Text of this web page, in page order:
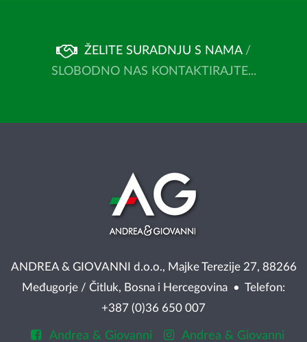
ŽELITE SURADNJU S NAMA /
SLOBODNO NAS KONTAKTIRAJTE...
ANDREA & GIOVANNI d.o.o., Majke Terezije 27, 88266
Međugorje / Čitluk, Bosna i Hercegovina • Telefon:
+387 (0)36 650 007
Andrea & Giovanni Andrea & Giovanni